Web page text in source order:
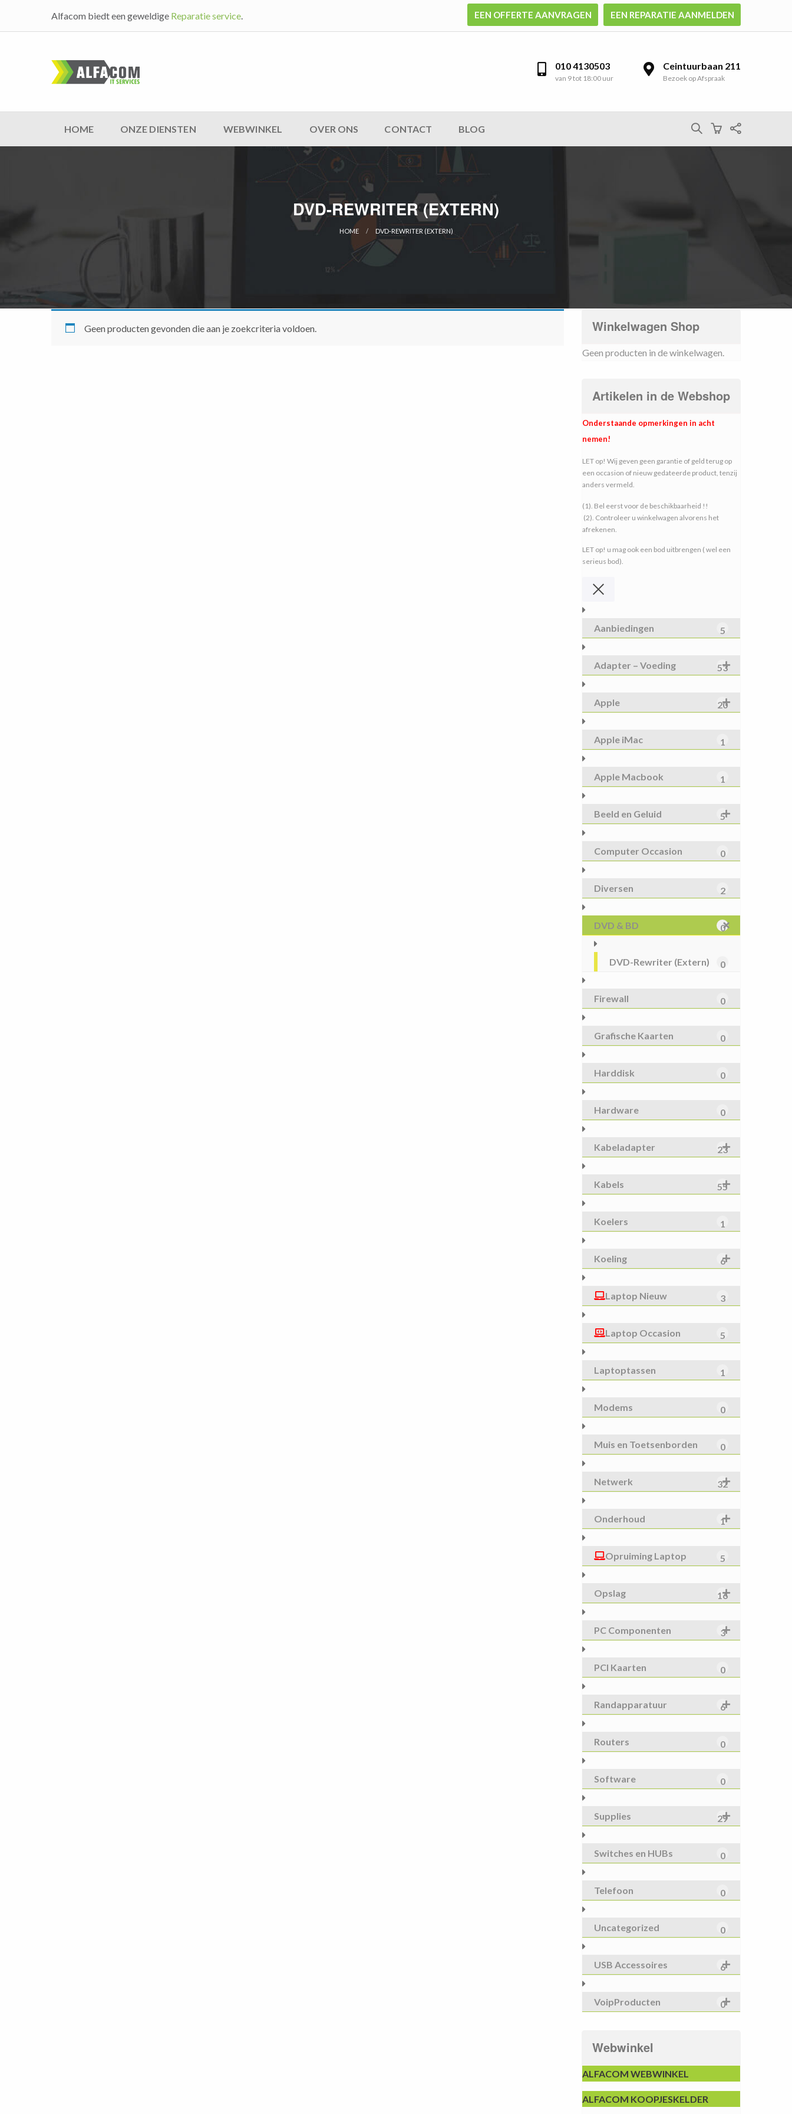
Alfacom biedt een geweldige Reparatie service. EEN OFFERTE AANVRAGEN EEN REPARATIE AANMELDEN
010 4130503
van 9 tot 18:00 uur
Ceintuurbaan 211
Bezoek op Afspraak
HOME ONZE DIENSTEN WEBWINKEL OVER ONS CONTACT BLOG
DVD-REWRITER (EXTERN)
HOME CURRENT:
DVD-REWRITER (EXTERN)
Geen producten gevonden die aan je zoekcriteria voldoen. Winkelwagen Shop
Geen producten in de winkelwagen.
Artikelen in de Webshop
Onderstaande opmerkingen in acht
nemen!
LET op! Wij geven geen garantie of geld terug op
een occasion of nieuw gedateerde product, tenzij
anders vermeld.
(1). Bel eerst voor de beschikbaarheid !!
(2). Controleer u winkelwagen alvorens het
afrekenen.
LET op! u mag ook een bod uitbrengen ( wel een
serieus bod).
Aanbiedingen 5
Adapter – Voeding 53
Apple 20
Apple iMac 1
Apple Macbook 1
Beeld en Geluid 5
Computer Occasion 0
Diversen 2
DVD & BD 0
DVD-Rewriter (Extern) 0
Firewall 0
Grafische Kaarten 0
Harddisk 0
Hardware 0
Kabeladapter 23
Kabels 55
Koelers 1
Koeling 6
Laptop Nieuw 3
Laptop Occasion 5
Laptoptassen 1
Modems 0
Muis en Toetsenborden 0
Netwerk 32
Onderhoud 1
Opruiming Laptop 5
Opslag 16
PC Componenten 3
PCI Kaarten 0
Randapparatuur 6
Routers 0
Software 0
Supplies 29
Switches en HUBs 0
Telefoon 0
Uncategorized 0
USB Accessoires 6
VoipProducten 0
Webwinkel
ALFACOM WEBWINKEL
ALFACOM KOOPJESKELDER